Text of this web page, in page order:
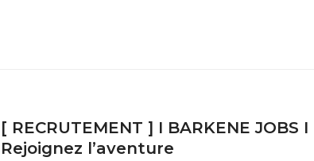
[ RECRUTEMENT ] I BARKENE JOBS I
Rejoignez l’aventure